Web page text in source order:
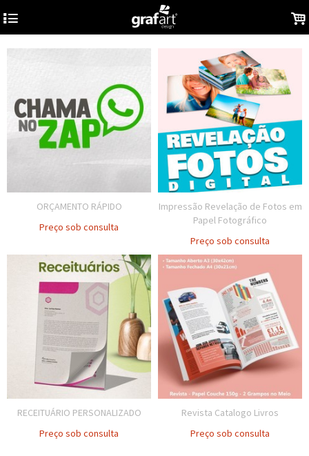
4 .
ORÇAMENTO RÁPIDO
Preço sob consulta
Impressão Revelação de Fotos em
Papel Fotográfico
Preço sob consulta
RECEITUÁRIO PERSONALIZADO
Preço sob consulta
Revista Catalogo Livros
Preço sob consulta